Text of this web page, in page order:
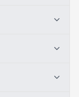
的成交体验。[1]
[2][3][4]
[2][3]